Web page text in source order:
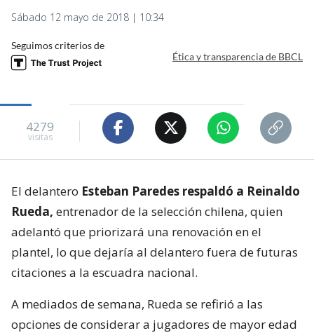
Sábado 12 mayo de 2018 | 10:34
Seguimos criterios de
Ética y transparencia de BBCL
4279
visitas
El delantero Esteban Paredes respaldó a Reinaldo
Rueda, entrenador de la selección chilena, quien
adelantó que priorizará una renovación en el
plantel, lo que dejaría al delantero fuera de futuras
citaciones a la escuadra nacional.
A mediados de semana, Rueda se refirió a las
opciones de considerar a jugadores de mayor edad